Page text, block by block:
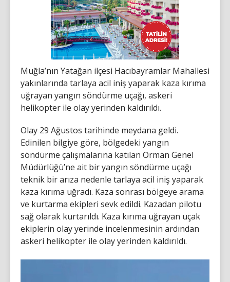
Muğla’nın Yatağan ilçesi Hacıbayramlar Mahallesi
yakınlarında tarlaya acil iniş yaparak kaza kırıma
uğrayan yangın söndürme uçağı, askeri
helikopter ile olay yerinden kaldırıldı.
Olay 29 Ağustos tarihinde meydana geldi.
Edinilen bilgiye göre, bölgedeki yangın
söndürme çalışmalarına katılan Orman Genel
Müdürlüğü’ne ait bir yangın söndürme uçağı
teknik bir arıza nedenle tarlaya acil iniş yaparak
kaza kırıma uğradı. Kaza sonrası bölgeye arama
ve kurtarma ekipleri sevk edildi. Kazadan pilotu
sağ olarak kurtarıldı. Kaza kırıma uğrayan uçak
ekiplerin olay yerinde incelenmesinin ardından
askeri helikopter ile olay yerinden kaldırıldı.